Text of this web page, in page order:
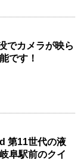
でカメラが映ら
です！
第11世代の液
阜駅前のクイ